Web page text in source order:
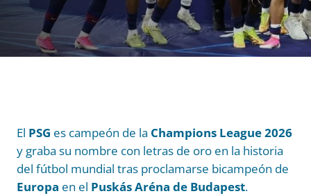
El PSG es campeón de la Champions League 2026
y graba su nombre con letras de oro en la historia
del fútbol mundial tras proclamarse bicampeón de
Europa en el Puskás Aréna de Budapest.